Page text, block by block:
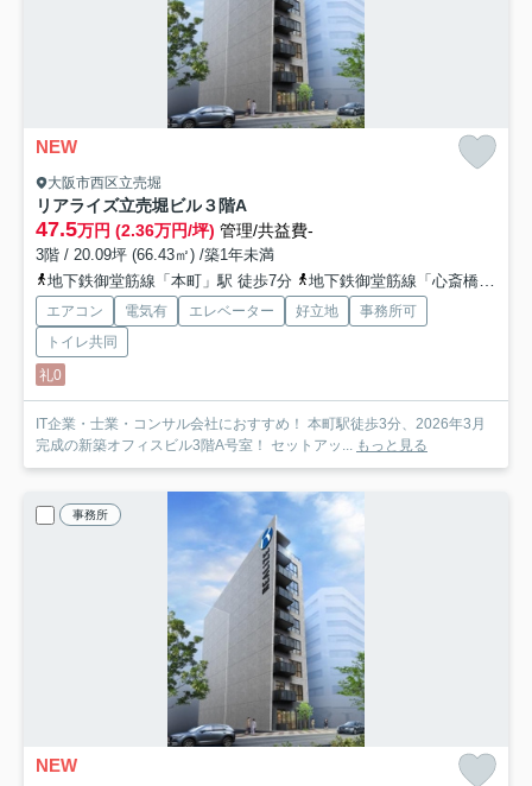
NEW
大阪市西区立売堀
リアライズ立売堀ビル３階A
47.5万円 (2.36万円/坪) 管理/共益費-
3階 / 20.09坪 (66.43㎡) /築1年未満
地下鉄御堂筋線「本町」駅 徒歩7分
地下鉄御堂筋線「心斎橋」駅 徒歩11分
エアコン 電気有 エレベーター 好立地
事務所可
トイレ共同
礼0
IT企業・士業・コンサル会社におすすめ！ 本町駅徒歩3分、2026年3月
完成の新築オフィスビル3階A号室！ セットアッ... もっと見る
事務所
NEW